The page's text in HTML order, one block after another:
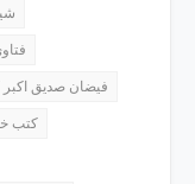
فیضان صدیق
کتب